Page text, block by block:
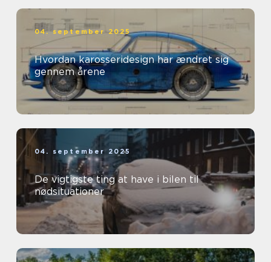
04. september 2025
Hvordan karosseridesign har ændret sig
gennem årene
04. september 2025
De vigtigste ting at have i bilen til
nødsituationer